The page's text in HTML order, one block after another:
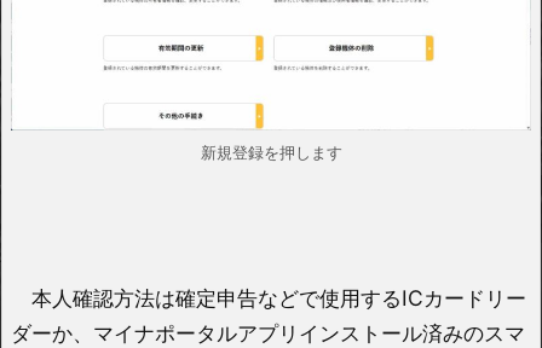
新規登録を押します
本人確認方法は確定申告などで使用するICカードリー
ダーか、マイナポータルアプリインストール済みのスマ